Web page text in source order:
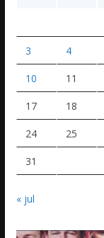
3 4
10 11
17 18
24 25
31
« jul